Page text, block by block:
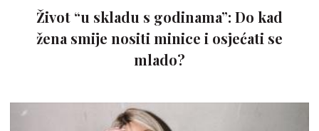
Život “u skladu s godinama”: Do kad
žena smije nositi minice i osjećati se
mlado?